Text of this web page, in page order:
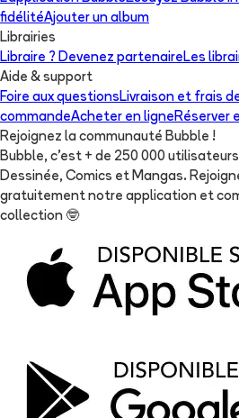
fidélitéAjouter un album
Librairies
Libraire ? Devenez partenaireLes
Aide & support
Foire aux questionsLivraison et frais
commandeAcheter en ligneRéserver
Rejoignez la communauté Bubble !
Bubble, c'est + de 250 000
Dessinée, Comics et Mangas.
gratuitement notre application et
collection 🤓